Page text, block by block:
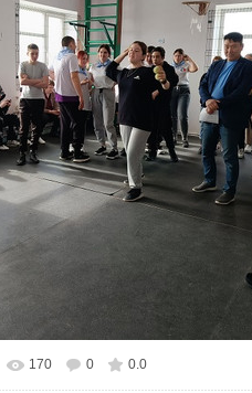
размере 700x525
170 0 0.0